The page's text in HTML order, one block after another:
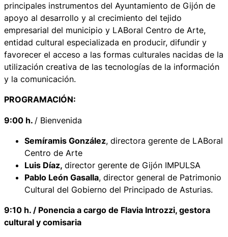
principales instrumentos del Ayuntamiento de Gijón de
apoyo al desarrollo y al crecimiento del tejido
empresarial del municipio y LABoral Centro de Arte,
entidad cultural especializada en producir, difundir y
favorecer el acceso a las formas culturales nacidas de la
utilización creativa de las tecnologías de la información
y la comunicación.
PROGRAMACIÓN:
9:00 h. / Bienvenida
Semíramis González, directora gerente de LABoral
Centro de Arte
Luis Díaz, director gerente de Gijón IMPULSA
Pablo León Gasalla, director general de Patrimonio
Cultural del Gobierno del Principado de Asturias.
9:10 h. / Ponencia a cargo de Flavia Introzzi, gestora
cultural y comisaria